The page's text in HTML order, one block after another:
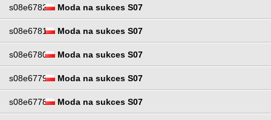
s08e6782 Moda na sukces S07
s08e6781 Moda na sukces S07
s08e6780 Moda na sukces S07
s08e6779 Moda na sukces S07
s08e6778 Moda na sukces S07